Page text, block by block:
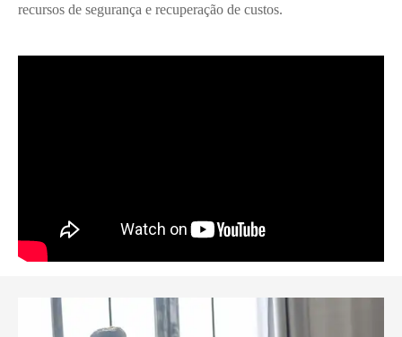
recursos de segurança e recuperação de custos.